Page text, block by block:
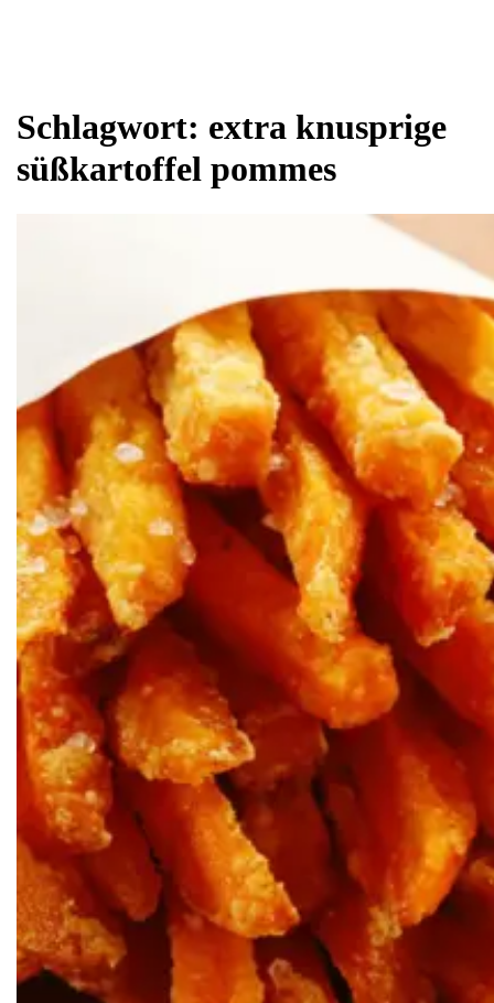
Schlagwort: extra knusprige
süßkartoffel pommes